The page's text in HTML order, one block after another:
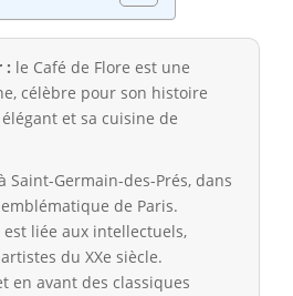
: le Café de Flore est une
célèbre pour son histoire
et sa cuisine de
Saint-Germain-des-Prés, dans
de Paris.
liée aux intellectuels,
du XXe siècle.
en avant des classiques